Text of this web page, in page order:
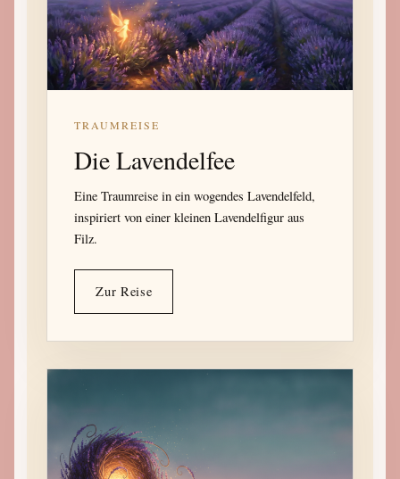
TRAUMREISE
Die Lavendelfee
Eine Traumreise in ein wogendes Lavendelfeld,
inspiriert von einer kleinen Lavendelfigur aus
Filz.
Zur Reise